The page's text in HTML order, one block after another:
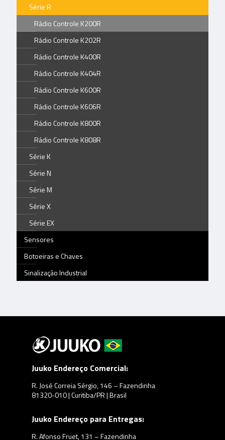
Série R
Rádio Controle K200R
Rádio Controle K202R
Rádio Controle K400R
Rádio Controle K404R
Rádio Controle K600R
Rádio Controle K606R
Rádio Controle K800R
Rádio Controle K808R
Série K
Série N
Série M
Série X
Série EX
Sensores
Botoeiras e Chaves
Sinalização Industrial
Juuko Endereço Comercial:
R. José Correia Sérgio, 146 – Fazendinha
81320-010 | Curitiba/PR | Brasil
Juuko Endereço para Entregas:
R. Afonso Fruet, 131 – Fazendinha